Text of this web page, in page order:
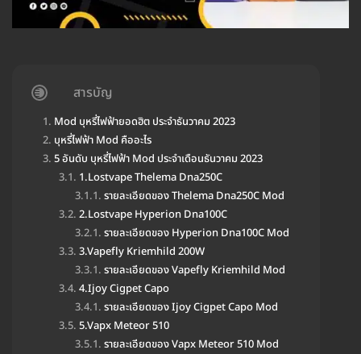
สารบัญ
Mod บุหรี่ไฟฟ้ายอดฮิต ประจำธันวาคม 2023
บุหรี่ไฟฟ้า Mod คืออะไร
5 อันดับ บุหรี่ไฟฟ้า Mod ประจำเดือนธันวาคม 2023
1.Lostvape Thelema Dna250C
รายละเอียดของ Thelema Dna250C Mod
2.Lostvape Hyperion Dna100C
รายละเอียดของ Hyperion Dna100C Mod
3.Vapefly Kriemhild 200W
รายละเอียดของ Vapefly Kriemhild Mod
4.Ijoy Cigpet Capo
รายละเอียดของ Ijoy Cigpet Capo Mod
5.Vapx Meteor 510
รายละเอียดของ Vapx Meteor 510 Mod